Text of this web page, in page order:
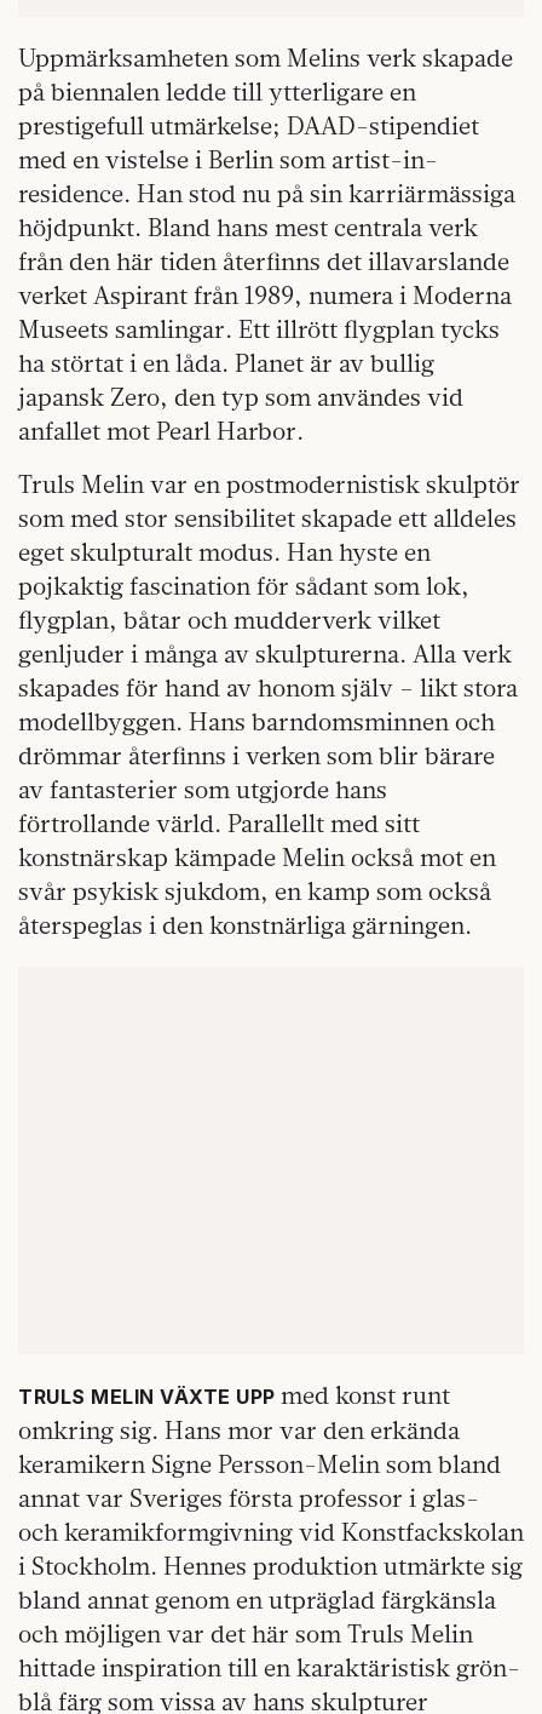
Uppmärksamheten som Melins verk skapade
på biennalen ledde till ytterligare en
prestigefull utmärkelse; DAAD-stipendiet
med en vistelse i Berlin som artist-in-
residence. Han stod nu på sin karriärmässiga
höjdpunkt. Bland hans mest centrala verk
från den här tiden återfinns det illavarslande
verket Aspirant från 1989, numera i Moderna
Museets samlingar. Ett illrött flygplan tycks
ha störtat i en låda. Planet är av bullig
japansk Zero, den typ som användes vid
anfallet mot Pearl Harbor.
Truls Melin var en postmodernistisk skulptör
som med stor sensibilitet skapade ett alldeles
eget skulpturalt modus. Han hyste en
pojkaktig fascination för sådant som lok,
flygplan, båtar och mudderverk vilket
genljuder i många av skulpturerna. Alla verk
skapades för hand av honom själv – likt stora
modellbyggen. Hans barndomsminnen och
drömmar återfinns i verken som blir bärare
av fantasterier som utgjorde hans
förtrollande värld. Parallellt med sitt
konstnärskap kämpade Melin också mot en
svår psykisk sjukdom, en kamp som också
återspeglas i den konstnärliga gärningen.
TRULS MELIN VÄXTE UPP med konst runt
omkring sig. Hans mor var den erkända
keramikern Signe Persson-Melin som bland
annat var Sveriges första professor i glas-
och keramikformgivning vid Konstfackskolan
i Stockholm. Hennes produktion utmärkte sig
bland annat genom en utpräglad färgkänsla
och möjligen var det här som Truls Melin
hittade inspiration till en karaktäristisk grön-
blå färg som vissa av hans skulpturer